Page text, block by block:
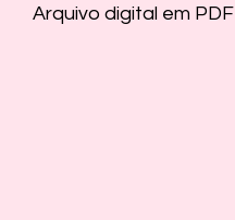
Arquivo digital em PDF